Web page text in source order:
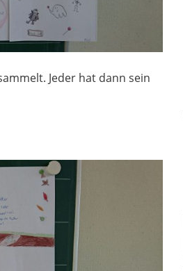
Jeder hat dann sein